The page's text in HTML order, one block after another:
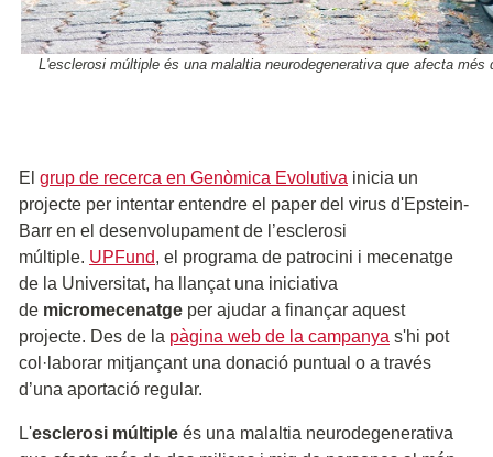
L'esclerosi múltiple és una malaltia neurodegenerativa que afecta
El grup de recerca en Genòmica Evolutiva inicia un
projecte per intentar entendre el paper del virus d'Epstein-
Barr en el desenvolupament de l’esclerosi
múltiple. UPFund, el programa de patrocini i mecenatge
de la Universitat, ha llançat una iniciativa
de micromecenatge per ajudar a finançar aquest
projecte. Des de la pàgina web de la campanya s'hi pot
col·laborar mitjançant una donació puntual o a través
d’una aportació regular.
L'esclerosi múltiple és una malaltia neurodegenerativa